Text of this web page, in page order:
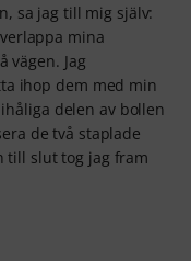
sa jag till mig själv:
mina
Jag
ihop dem med min
delen av bollen
de två staplade
till slut tog jag fram